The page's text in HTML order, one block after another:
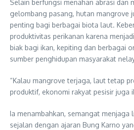
Selain berfungsi menahan abrasi dan
gelombang pasang, hutan mangrove
penting bagi berbagai biota laut.
produktivitas perikanan karena
biak bagi ikan, kepiting dan berbagai
sumber penghidupan masyarakat
“Kalau mangrove terjaga, laut tetap
produktif, ekonomi rakyat pesisir juga
Ia menambahkan, semangat menjaga
sejalan dengan ajaran Bung Karno